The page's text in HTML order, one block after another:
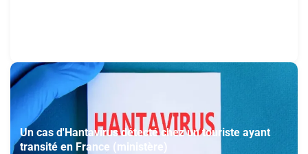
Un cas d'Hantavirus détecté chez un touriste ayant
transité en France (ministère)